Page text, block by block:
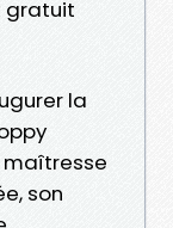
gratuit
la
son